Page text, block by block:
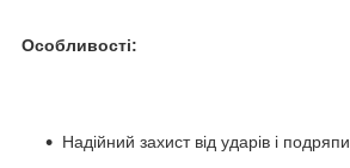
Особливості:
Надійний захист від ударів і